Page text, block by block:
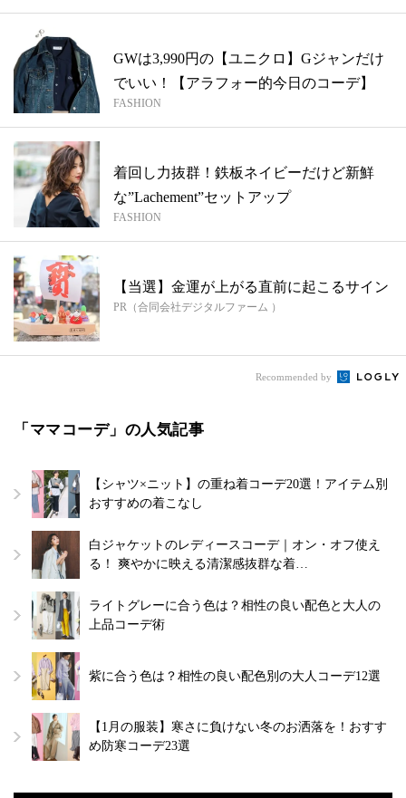
GWは3,990円の【ユニクロ】Gジャンだけ
でいい！【アラフォー的今日のコーデ】
FASHION
着回し力抜群！鉄板ネイビーだけど新鮮
な”Lachement”セットアップ
FASHION
【当選】金運が上がる直前に起こるサイン
PR（合同会社デジタルファーム ）
Recommended by
「ママコーデ」の人気記事
【シャツ×ニット】の重ね着コーデ20選！アイテム別
おすすめの着こなし
白ジャケットのレディースコーデ｜オン・オフ使え
る！ 爽やかに映える清潔感抜群な着…
ライトグレーに合う色は？相性の良い配色と大人の
上品コーデ術
紫に合う色は？相性の良い配色別の大人コーデ12選
【1月の服装】寒さに負けない冬のお洒落を！おすす
め防寒コーデ23選